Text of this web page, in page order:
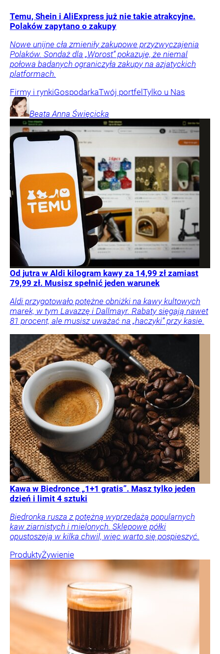
Temu, Shein i AliExpress już nie takie atrakcyjne.
Polaków zapytano o zakupy
Nowe unijne cła zmieniły zakupowe przyzwyczajenia
Polaków. Sondaż dla „Wprost” pokazuje, że niemal
połowa badanych ograniczyła zakupy na azjatyckich
platformach.
Firmy i rynkiGospodarkaTwój portfelTylko u Nas
Beata Anna Święcicka
Od jutra w Aldi kilogram kawy za 14,99 zł zamiast
79,99 zł. Musisz spełnić jeden warunek
Aldi przygotowało potężne obniżki na kawy kultowych
marek, w tym Lavazzę i Dallmayr. Rabaty sięgają nawet
81 procent, ale musisz uważać na „haczyki” przy kasie.
Kawa w Biedronce „1+1 gratis”. Masz tylko jeden
dzień i limit 4 sztuki
Biedronka rusza z potężną wyprzedażą popularnych
kaw ziarnistych i mielonych. Sklepowe półki
opustoszeją w kilka chwil, więc warto się pospieszyć.
ProduktyŻywienie